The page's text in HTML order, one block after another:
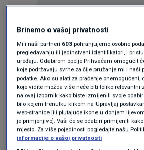
Oglas
Brinemo o vašoj privatnosti
Mi i naši partneri 603 pohranjujemo osobne
pregledavanju ili jedinstveni identifikatori, i
uređaju. Odabirom opcije Prihvaćam omogućit
koje podržavaju svrhe za čije pružanje mi i naši
podatke. Ako su alati za praćenje onemogućeni,
koje vidite možda više neće biti toliko relevantni
na ovaj izbornik kako biste izmijenili svoje
bilo kojem trenutku klikom na Upravljaj
web-stranice [ili plutajuće ikone u donjem
je primjenjivo]. Vaši će se odabiri primijeniti
mjesto. Za više pojedinosti pogledajte našu
informacije o vašoj privatnosti